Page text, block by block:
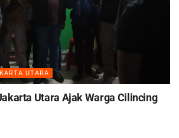
UTARA
Utara Ajak Warga Cilincing